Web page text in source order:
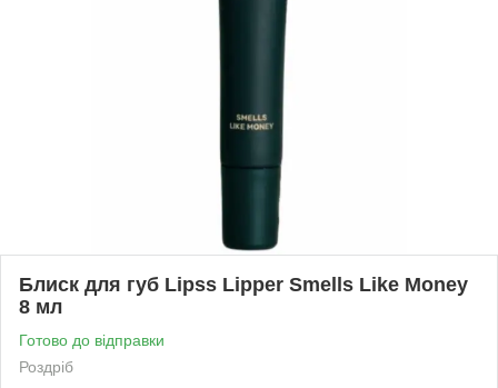
Блиск для губ Lipss Lipper Smells Like Money
8 мл
Готово до відправки
Роздріб